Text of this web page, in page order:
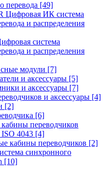
перевода [49]
Цифровая ИК система
и распределения
система
и распределения
модули [7]
и аксессуары [5]
и аксессуары [7]
и аксессуары [4]
[2]
[6]
переводчиков
ISO 4043 [4]
кабины переводчиков [2]
синхронного
[10]